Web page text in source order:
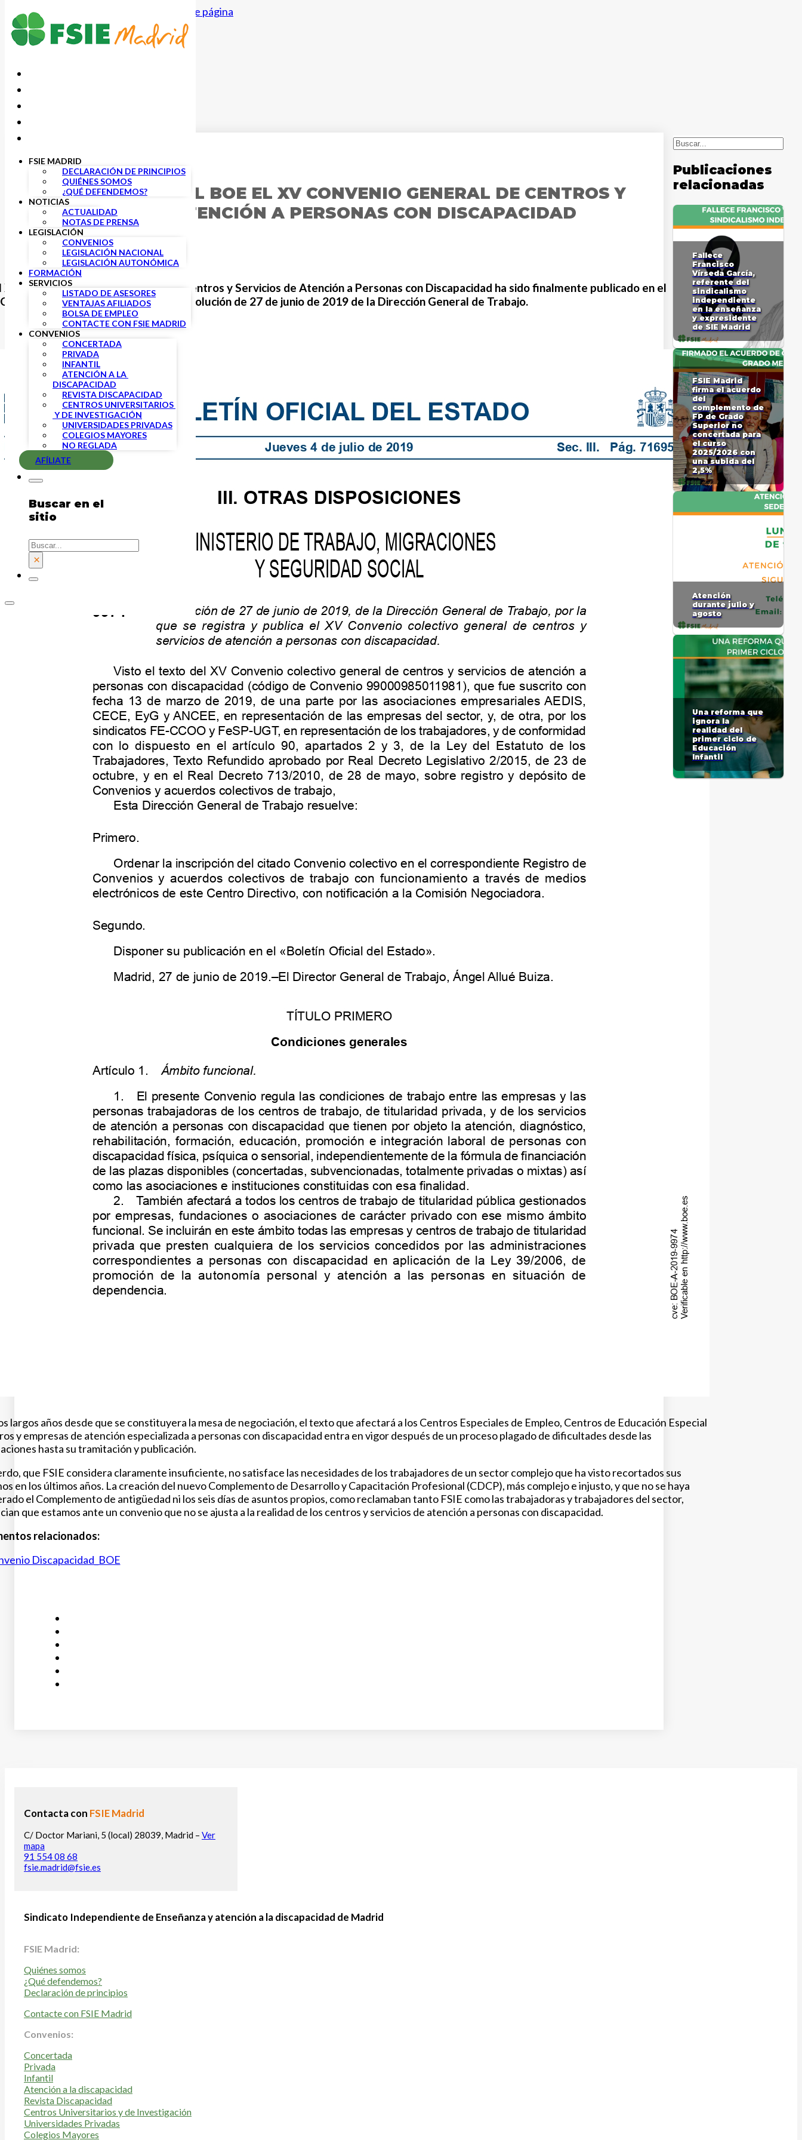
Saltar al contenido principal Saltar al pie de página
FSIE MADRID
DECLARACIÓN DE PRINCIPIOS
QUIÉNES SOMOS
¿QUÉ DEFENDEMOS?
NOTICIAS
ACTUALIDAD
NOTAS DE PRENSA
LEGISLACIÓN
CONVENIOS
LEGISLACIÓN NACIONAL
LEGISLACIÓN AUTONÓMICA
FORMACIÓN
SERVICIOS
LISTADO DE ASESORES
VENTAJAS AFILIADOS
BOLSA DE EMPLEO
CONTACTE CON FSIE MADRID
CONVENIOS
CONCERTADA
PRIVADA
INFANTIL
ATENCIÓN A LA
DISCAPACIDAD
REVISTA DISCAPACIDAD
CENTROS UNIVERSITARIOS
Y DE INVESTIGACIÓN
UNIVERSIDADES PRIVADAS
COLEGIOS MAYORES
NO REGLADA
AFÍLIATE
Buscar en el
sitio
Buscar
×
8 JULIO, 2019
PUBLICADO EN EL BOE EL XV CONVENIO GENERAL DE CENTROS Y
SERVICIOS DE ATENCIÓN A PERSONAS CON DISCAPACIDAD
XV Convenio Colectivo General de Centros y Servicios de Atención a Personas con Discapacidad ha sido finalmente publicado en el
de 4 de julio de 2019 mediante Resolución de 27 de junio de 2019 de la Dirección General de Trabajo.
largos años desde que se constituyera la mesa de negociación, el texto que afectará a los Centros Especiales de Empleo, Centros de Educación Especial
y empresas de atención especializada a personas con discapacidad entra en vigor después de un proceso plagado de dificultades desde las
hasta su tramitación y publicación.
que FSIE considera claramente insuficiente, no satisface las necesidades de los trabajadores de un sector complejo que ha visto recortados sus
en los últimos años. La creación del nuevo Complemento de Desarrollo y Capacitación Profesional (CDCP), más complejo e injusto, y que no se haya
el Complemento de antigüedad ni los seis días de asuntos propios, como reclamaban tanto FSIE como las trabajadoras y trabajadores del sector,
que estamos ante un convenio que no se ajusta a la realidad de los centros y servicios de atención a personas con discapacidad.
relacionados:
Discapacidad_BOE
Buscar
Publicaciones
relacionadas
Fallece
Francisco
Vírseda García,
referente del
sindicalismo
independiente
en la enseñanza
y expresidente
de SIE Madrid
FSIE Madrid
firma el acuerdo
del
complemento de
FP de Grado
Superior no
concertada para
el curso
2025/2026 con
una subida del
2,5%
Atención
durante julio y
agosto
Una reforma que
ignora la
realidad del
primer ciclo de
Educación
Infantil
Contacta con FSIE Madrid
C/ Doctor Mariani, 5 (local) 28039, Madrid – Ver
mapa
91 554 08 68
fsie.madrid@fsie.es
Sindicato Independiente de Enseñanza y atención a la discapacidad de Madrid
FSIE Madrid:
Quiénes somos
¿Qué defendemos?
Declaración de principios
Contacte con FSIE Madrid
Convenios:
Concertada
Privada
Infantil
Atención a la discapacidad
Revista Discapacidad
Centros Universitarios y de Investigación
Universidades Privadas
Colegios Mayores